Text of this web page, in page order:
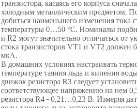
транзистора, касаясь его корпуса
холодным металлическим предметом.
добиться наименьшего изменения тока
температуры 0…50 °С. Номиналы
и R2 могут значительно отличаться от
стока транзисторов VT1 и VT2 должен
мкА.
В домашних условиях настраивать
температуре таяния льда и кипения
движок резистора RЗ следует
соответствующее напряжению на нем
резистора R4 - 0,21 …0,23 В. Измеряя